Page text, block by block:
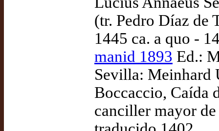
(tr. Pedro Díaz de
1445 ca. a quo -
manid 1893 Ed.:
Sevilla: Meinhard
Boccaccio, Caída
canciller mayor